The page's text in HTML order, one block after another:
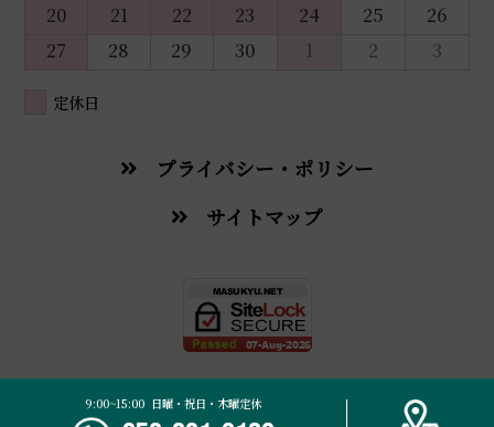
9:00~15:00 日曜・祝日・木曜定休
20
21 22 23 24 25
26
27
28 29 30 1 2 3
定休日
プライバシー・ポリシー
サイトマップ